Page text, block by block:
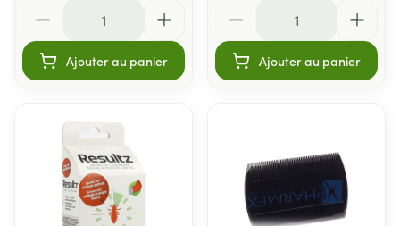
Ajouter au panier Ajouter au panier